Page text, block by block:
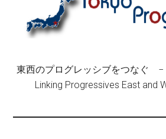
東西のプログレッシブをつな
Linking Progressives East and